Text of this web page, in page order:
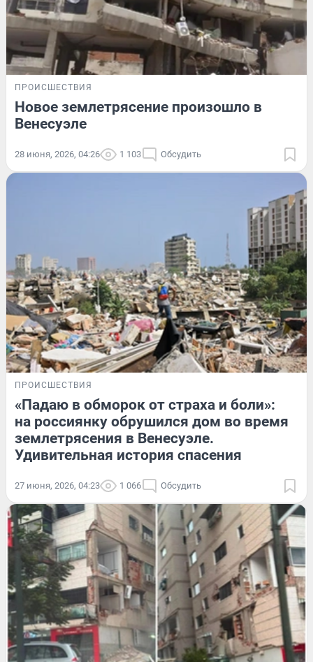
ПРОИСШЕСТВИЯ
Новое землетрясение произошло в
Венесуэле
28 июня, 2026, 04:26 1 103 Обсудить
ПРОИСШЕСТВИЯ
«Падаю в обморок от страха и боли»:
на россиянку обрушился дом во время
землетрясения в Венесуэле.
Удивительная история спасения
27 июня, 2026, 04:23 1 066 Обсудить